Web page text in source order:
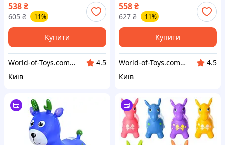
World-of-Toys
538₴
605 ₴ -11%
Купити
World-of-Toys.com.ua
4.5
Київ
World-of-Toys
558₴
627 ₴ -11%
Купити
World-of-Toys.com.ua
4.5
Київ